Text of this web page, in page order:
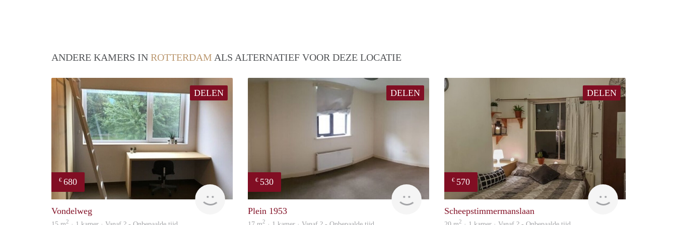
ANDERE KAMERS IN ROTTERDAM ALS ALTERNATIEF VOOR DEZE LOCATIE
DELEN
€ 680
Vondelweg
2
DELEN
€ 530
Plein 1953
2
DELEN
€ 570
Woning
Scheepstimmermanslaan
2